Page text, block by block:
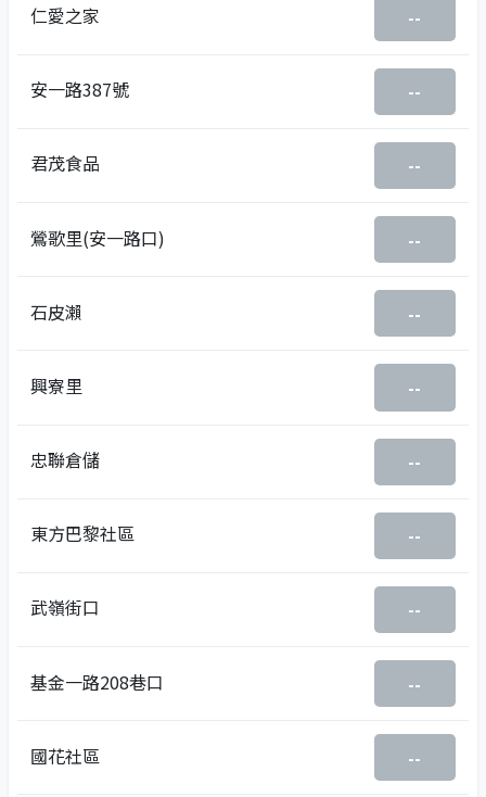
仁愛之家 --
安一路387號 --
君茂食品 --
鶯歌里(安一路口) --
石皮瀨 --
興寮里 --
忠聯倉儲 --
東方巴黎社區 --
武嶺街口 --
基金一路208巷口 --
國花社區 --